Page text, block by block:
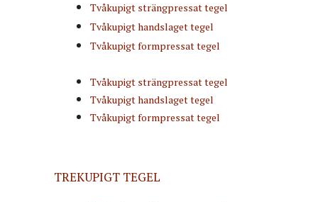
Tvåkupigt strängpressat tegel
Tvåkupigt handslaget tegel
Tvåkupigt formpressat tegel
Tvåkupigt strängpressat tegel
Tvåkupigt handslaget tegel
Tvåkupigt formpressat tegel
TREKUPIGT TEGEL